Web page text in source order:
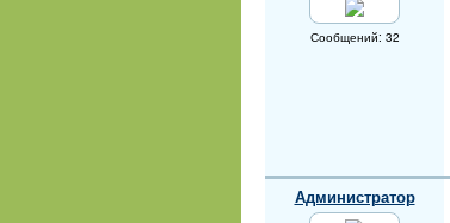
Сообщений: 32
Администратор